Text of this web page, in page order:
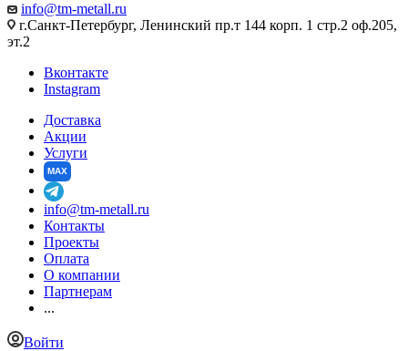
info@tm-metall.ru
г.Санкт-Петербург, Ленинский пр.т 144 корп. 1 стр.2 оф.205,
эт.2
Вконтакте
Instagram
Доставка
Акции
Услуги
MAX
info@tm-metall.ru
Контакты
Проекты
Оплата
О компании
Партнерам
...
Войти